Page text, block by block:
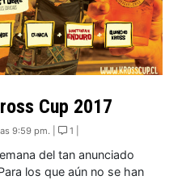
Cup 2017
9:59 pm. | 1 |
del tan anunciado
los que aún no se han